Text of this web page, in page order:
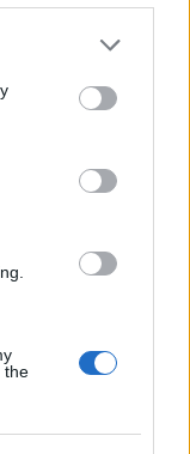
the
данных...
и реально
все
дропа - самая